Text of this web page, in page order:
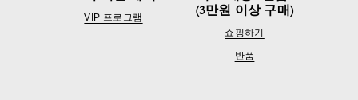
VIP 프로그램
(3만원 이상 구매)
쇼핑하기
반품